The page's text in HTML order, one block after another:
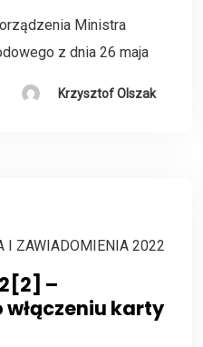
Ministra
z dnia 26 maja
Krzysztof Olszak
I ZAWIADOMIENIA 2022
–
karty